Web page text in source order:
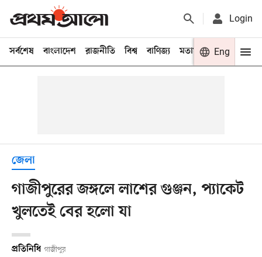
Login
সর্বশেষ বাংলাদেশ রাজনীতি বিশ্ব বাণিজ্য মতামত খেলা
Eng
জেলা
গাজীপুরের জঙ্গলে লাশের গুঞ্জন, প্যাকেট
খুলতেই বের হলো যা
প্রতিনিধি গাজীপুর